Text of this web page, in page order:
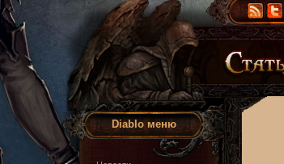
Diablo меню